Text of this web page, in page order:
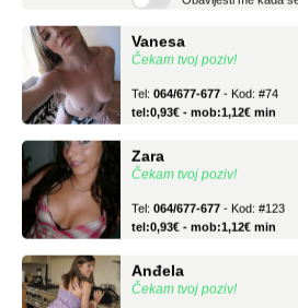
Vanesa
Čekam tvoj poziv!
tel:0,93€ - mob:1,12€ min
Zara
Čekam tvoj poziv!
tel:0,93€ - mob:1,12€ min
Anđela
Čekam tvoj poziv!